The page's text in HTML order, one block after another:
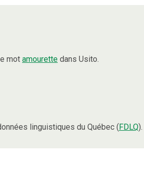
mot amourette dans Usito.
linguistiques du Québec (FDLQ).